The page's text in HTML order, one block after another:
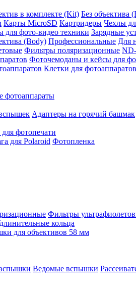
в комплекте (Kit) Без объектива
Карты MicroSD Картридеры Чехлы
для фото-видео техники Зарядные
(Body) Профессиональные Для
Фильтры поляризационные
Фоточемоданы и кейсы для
Клетки для фотоаппаратов
фотоаппараты
Адаптеры на горячий башмак
фотопечати
для Polaroid Фотопленка
Фильтры
кольца
для объективов 58 мм
Ведомые вспышки